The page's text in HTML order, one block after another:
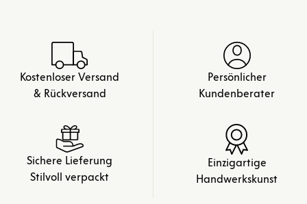
Kostenloser Versand
& Rückversand
Persönlicher
Kundenberater
Sichere Lieferung
Stilvoll verpackt
Einzigartige
Handwerkskunst